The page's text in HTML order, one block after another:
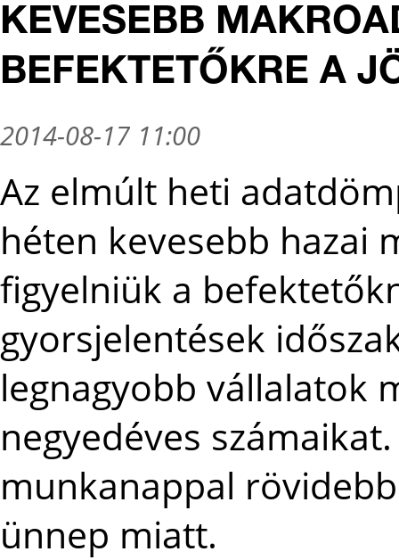
KEVESEBB
BEFEKTETŐKRE A
2014-08-17 11:00
Az elmúlt heti
héten kevesebb hazai
figyelniük a
gyorsjelentések
legnagyobb vállalatok
negyedéves
munkanappal
ünnep miatt.